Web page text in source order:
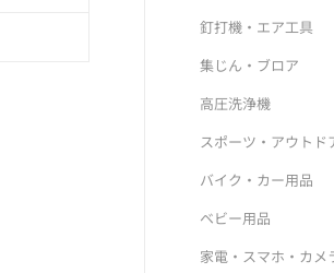
釘打機・エア工具
集じん・ブロア
高圧洗浄機
スポーツ・アウトド
バイク・カー用品
ベビー用品
家電・スマホ・カメ